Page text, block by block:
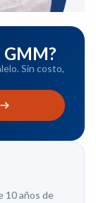
GMM?
Sin costo,
10 años de